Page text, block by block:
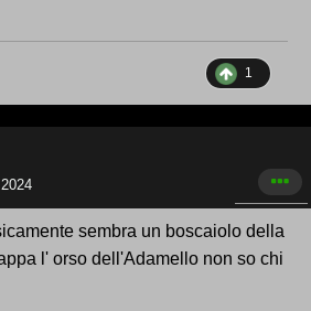
1
sembra un boscaiolo della
l' orso dell'Adamello non so chi